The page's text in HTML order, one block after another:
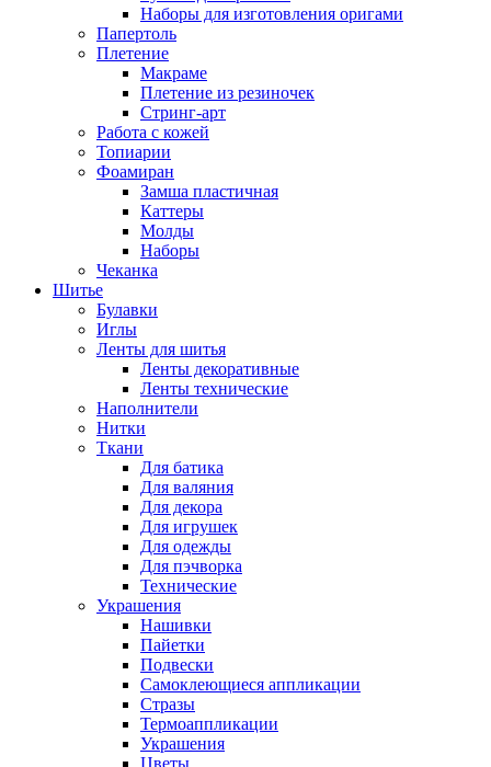
Наборы для изготовления оригами
Папертоль
Плетение
Макраме
Плетение из резиночек
Стринг-арт
Работа с кожей
Топиарии
Фоамиран
Замша пластичная
Каттеры
Молды
Наборы
Чеканка
Шитье
Булавки
Иглы
Ленты для шитья
Ленты декоративные
Ленты технические
Наполнители
Нитки
Ткани
Для батика
Для валяния
Для декора
Для игрушек
Для одежды
Для пэчворка
Технические
Украшения
Нашивки
Пайетки
Подвески
Самоклеющиеся аппликации
Стразы
Термоаппликации
Украшения
Цветы